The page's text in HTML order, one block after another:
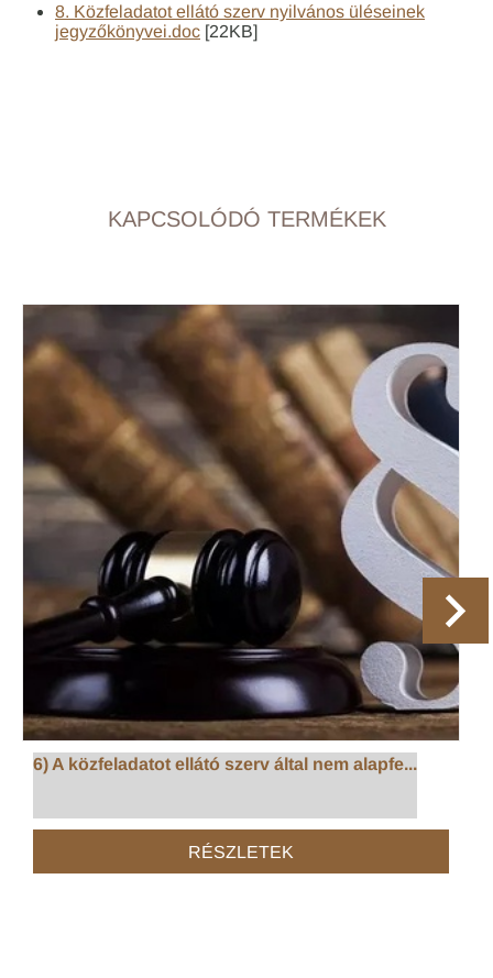
8. Közfeladatot ellátó szerv nyilvános üléseinek
jegyzőkönyvei.doc [22KB]
KAPCSOLÓDÓ TERMÉKEK
6) A közfeladatot ellátó szerv által nem alapfe...
RÉSZLETEK